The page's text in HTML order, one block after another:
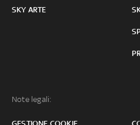
SKY ARTE
Note legali: